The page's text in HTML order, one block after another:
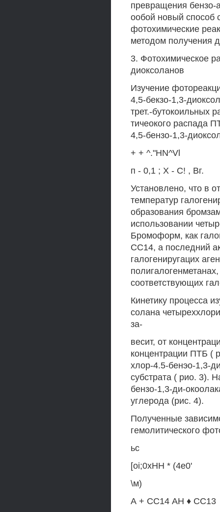
превращения бензо-
ообой новый способ
фотохимические
методом получения
3. Фотохимическое
диоксоланов
Изучение
4,5-бекзо-1,3-
трет.-бутокоильных
тичеокого распада
4,5-бензо-1,3-
+ + ^."HN^Vl
п - 0,1 ; X - С! , Вг.
Установлено, что в
температур
образования
использовании
Бромоформ, как
СС14, а последний
галогениругацих
соответствующих
Кинетику процесса
солана
за-
весит, от
концентрации ПТБ (
хлор-4.5-бенэо-1,3-
субстрата ( рио. 3).
бензо-1,3-ди-
углерода (рис. 4).
Полученные
гемолитического
ьс
[oi;0xHH * (4е0'
\м)
А + СС14 АН ♦ СС13